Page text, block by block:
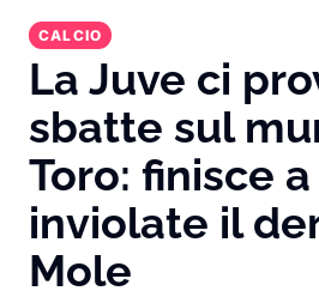
CALCIO
La Juve ci
sbatte sul
Toro: finisce
inviolate il
Mole